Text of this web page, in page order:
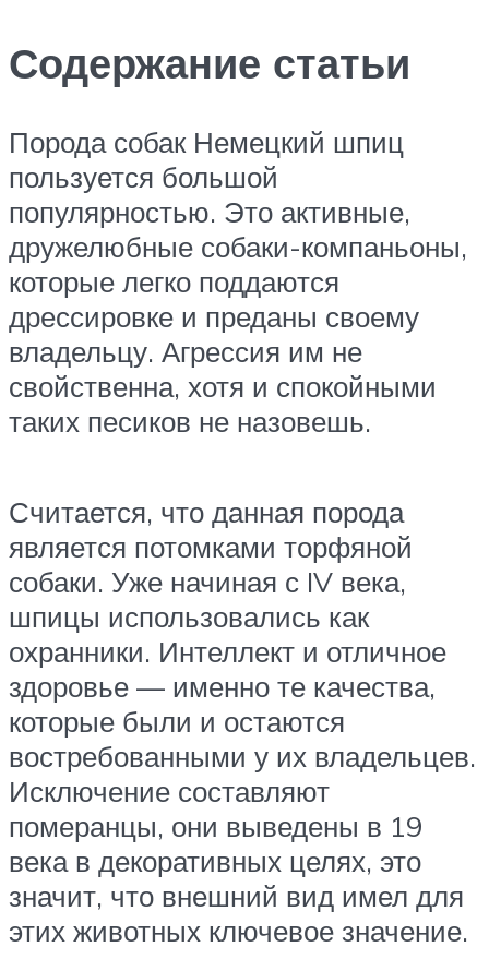
Содержание статьи
Порода собак Немецкий шпиц
пользуется большой
популярностью. Это активные,
дружелюбные собаки-компаньоны,
которые легко поддаются
дрессировке и преданы своему
владельцу. Агрессия им не
свойственна, хотя и спокойными
таких песиков не назовешь.
Считается, что данная порода
является потомками торфяной
собаки. Уже начиная с IV века,
шпицы использовались как
охранники. Интеллект и отличное
здоровье — именно те качества,
которые были и остаются
востребованными у их владельцев.
Исключение составляют
померанцы, они выведены в 19
века в декоративных целях, это
значит, что внешний вид имел для
этих животных ключевое значение.